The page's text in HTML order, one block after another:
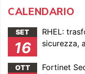
CALENDARIO
SET
16
RHEL:
sicurezza,
OTT Fortinet